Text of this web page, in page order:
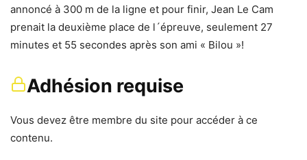
annoncé à 300 m de la ligne et pour finir, Jean Le Cam
prenait la deuxième place de l´épreuve, seulement 27
minutes et 55 secondes après son ami « Bilou »!
Adhésion requise
Vous devez être membre du site pour accéder à ce
contenu.